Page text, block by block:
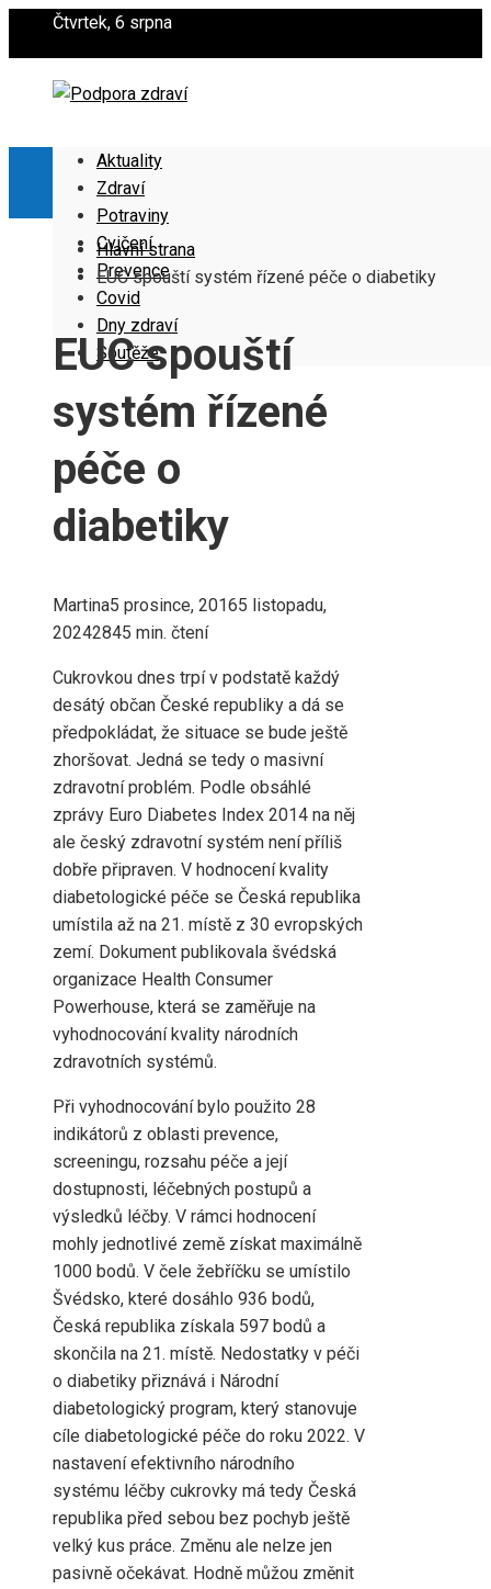
Čtvrtek, 6 srpna
Aktuality
Zdraví
Potraviny
Cvičení
Prevence
Covid
Dny zdraví
Soutěže
Hlavní strana
EUC spouští systém řízené péče o diabetiky
EUC spouští
systém řízené
péče o
diabetiky
Martina5 prosince, 20165 listopadu,
20242845 min. čtení
Cukrovkou dnes trpí v podstatě každý
desátý občan České republiky a dá se
předpokládat, že situace se bude ještě
zhoršovat. Jedná se tedy o masivní
zdravotní problém. Podle obsáhlé
zprávy Euro Diabetes Index 2014 na něj
ale český zdravotní systém není příliš
dobře připraven. V hodnocení kvality
diabetologické péče se Česká republika
umístila až na 21. místě z 30 evropských
zemí. Dokument publikovala švédská
organizace Health Consumer
Powerhouse, která se zaměřuje na
vyhodnocování kvality národních
zdravotních systémů.
Při vyhodnocování bylo použito 28
indikátorů z oblasti prevence,
screeningu, rozsahu péče a její
dostupnosti, léčebných postupů a
výsledků léčby. V rámci hodnocení
mohly jednotlivé země získat maximálně
1000 bodů. V čele žebříčku se umístilo
Švédsko, které dosáhlo 936 bodů,
Česká republika získala 597 bodů a
skončila na 21. místě. Nedostatky v péči
o diabetiky přiznává i Národní
diabetologický program, který stanovuje
cíle diabetologické péče do roku 2022. V
nastavení efektivního národního
systému léčby cukrovky má tedy Česká
republika před sebou bez pochyb ještě
velký kus práce. Změnu ale nelze jen
pasivně očekávat. Hodně můžou změnit